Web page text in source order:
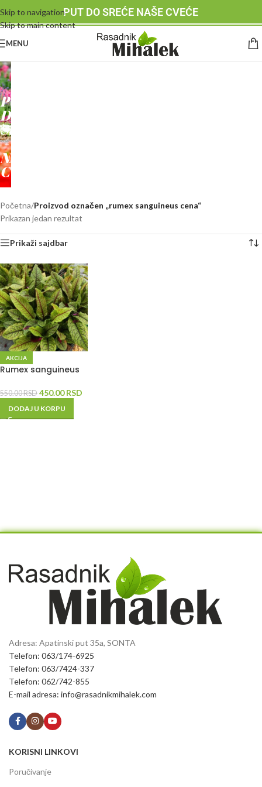
Skip to navigation
Skip to main content
PUT DO SREĆE NAŠE CVEĆE
MENU
RASADNIK
MIHALEK
PUT
DO
SREĆE
-
NAŠE
CVEĆE
Početna/Proizvod označen „rumex sanguineus cena“
Prikazan jedan rezultat
Prikaži sajdbar
AKCIJA
Rumex sanguineus
550.00RSD 450.00RSD
DODAJ U KORPU
Adresa: Apatinski put 35a, SONTA
Telefon: 063/174-6925
Telefon: 063/7424-337
Telefon: 062/742-855
E-mail adresa: info@rasadnikmihalek.com
KORISNI LINKOVI
Poručivanje